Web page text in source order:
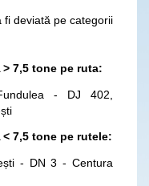
fi deviată pe categorii
7,5 tone pe ruta:
- DJ 402,
7,5 tone pe rutele:
- DN 3 - Centura